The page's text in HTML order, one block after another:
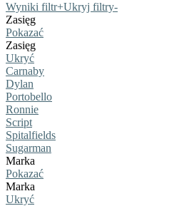
Wyniki filtr+Ukryj filtry-
Zasięg
Pokazać
Zasięg
Ukryć
Carnaby
Dylan
Portobello
Ronnie
Script
Spitalfields
Sugarman
Marka
Pokazać
Marka
Ukryć